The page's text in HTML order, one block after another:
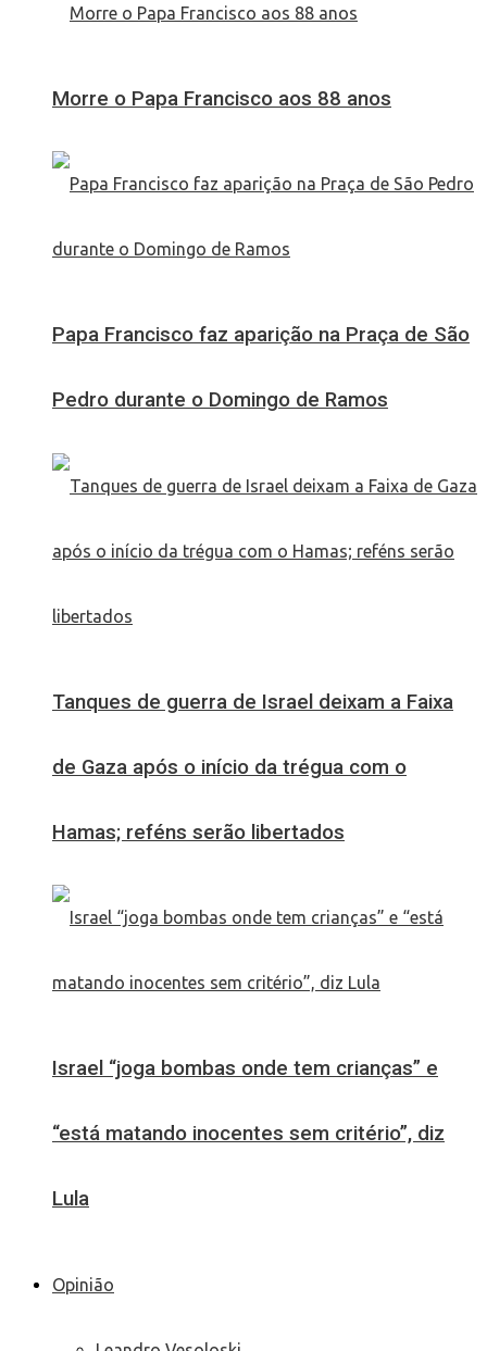
Morre o Papa Francisco aos 88 anos
Papa Francisco faz aparição na Praça de São
Pedro durante o Domingo de Ramos
Tanques de guerra de Israel deixam a Faixa
de Gaza após o início da trégua com o
Hamas; reféns serão libertados
Israel “joga bombas onde tem crianças” e
“está matando inocentes sem critério”, diz
Lula
Opinião